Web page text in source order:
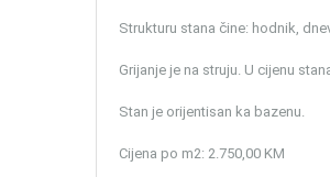
Strukturu stana čine: hodnik,
Grijanje je na struju. U cijenu
Stan je orijentisan ka bazenu.
Cijena po m2: 2.750,00 KM